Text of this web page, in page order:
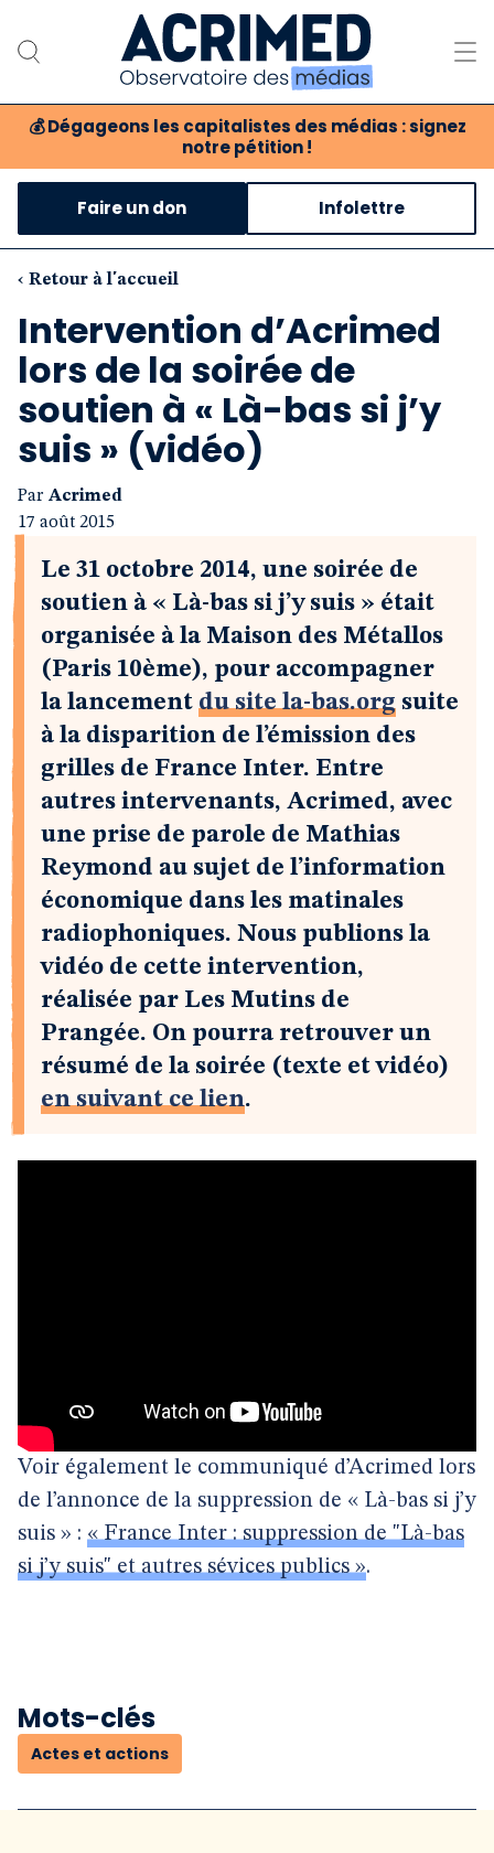
💰 Dégageons les capitalistes des médias : signez
notre pétition !
Notre association
Notre critique des médias
Nos propositions
Notre revue
Boutique
Faire un don Infolettre
‹ Retour à l'accueil
Intervention d’Acrimed
lors de la soirée de
soutien à « Là-bas si j’y
suis » (vidéo)
Par Acrimed
17 août 2015
Le 31 octobre 2014, une soirée de
soutien à « Là-bas si j’y suis » était
organisée à la Maison des Métallos
(Paris 10ème), pour accompagner
la lancement du site la-bas.org suite
à la disparition de l’émission des
grilles de France Inter. Entre
autres intervenants, Acrimed, avec
une prise de parole de Mathias
Reymond au sujet de l’information
économique dans les matinales
radiophoniques. Nous publions la
vidéo de cette intervention,
réalisée par Les Mutins de
Prangée. On pourra retrouver un
résumé de la soirée (texte et vidéo)
en suivant ce lien.
Voir également le communiqué d’Acrimed lors
de l’annonce de la suppression de « Là-bas si j’y
suis » : « France Inter : suppression de "Là-bas
si j’y suis" et autres sévices publics ».
Mots-clés
Actes et actions